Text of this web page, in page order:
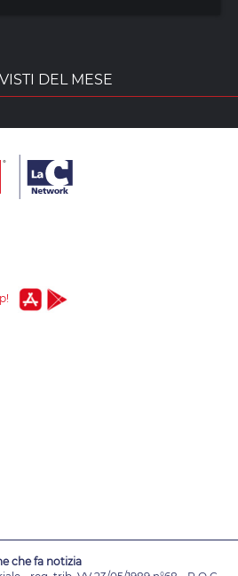
DEL MESE
che fa notizia